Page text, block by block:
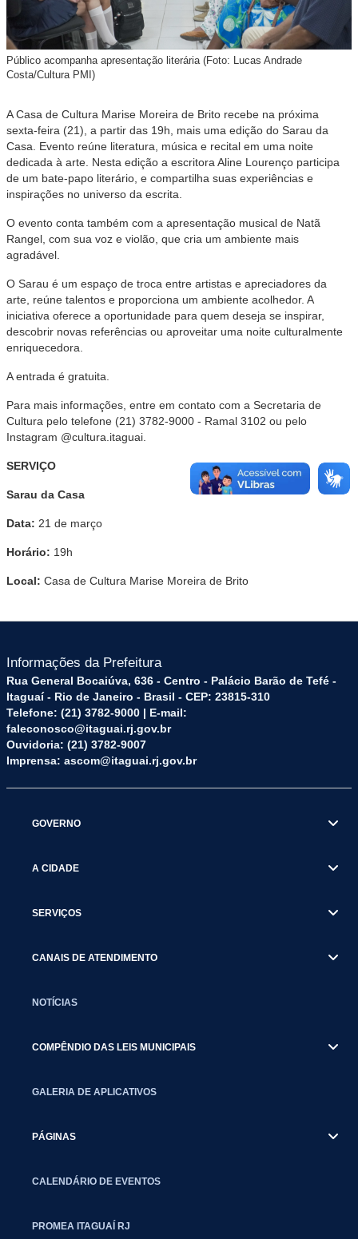
Público acompanha apresentação literária (Foto: Lucas Andrade
Costa/Cultura PMI)
A Casa de Cultura Marise Moreira de Brito recebe na próxima
sexta-feira (21), a partir das 19h, mais uma edição do Sarau da
Casa. Evento reúne literatura, música e recital em uma noite
dedicada à arte. Nesta edição a escritora Aline Lourenço participa
de um bate-papo literário, e compartilha suas experiências e
inspirações no universo da escrita.
O evento conta também com a apresentação musical de Natã
Rangel, com sua voz e violão, que cria um ambiente mais
agradável.
O Sarau é um espaço de troca entre artistas e apreciadores da
arte, reúne talentos e proporciona um ambiente acolhedor. A
iniciativa oferece a oportunidade para quem deseja se inspirar,
descobrir novas referências ou aproveitar uma noite culturalmente
enriquecedora.
A entrada é gratuita.
Para mais informações, entre em contato com a Secretaria de
Cultura pelo telefone (21) 3782-9000 - Ramal 3102 ou pelo
Instagram @cultura.itaguai.
SERVIÇO
Sarau da Casa
Data: 21 de março
Horário: 19h
Local: Casa de Cultura Marise Moreira de Brito
Informações da Prefeitura
Rua General Bocaiúva, 636 - Centro - Palácio Barão de Tefé -
Itaguaí - Rio de Janeiro - Brasil - CEP: 23815-310
Telefone: (21) 3782-9000 | E-mail:
faleconosco@itaguai.rj.gov.br
Ouvidoria: (21) 3782-9007
Imprensa: ascom@itaguai.rj.gov.br
GOVERNO
A CIDADE
SERVIÇOS
CANAIS DE ATENDIMENTO
NOTÍCIAS
COMPÊNDIO DAS LEIS MUNICIPAIS
GALERIA DE APLICATIVOS
PÁGINAS
CALENDÁRIO DE EVENTOS
PROMEA ITAGUAÍ RJ